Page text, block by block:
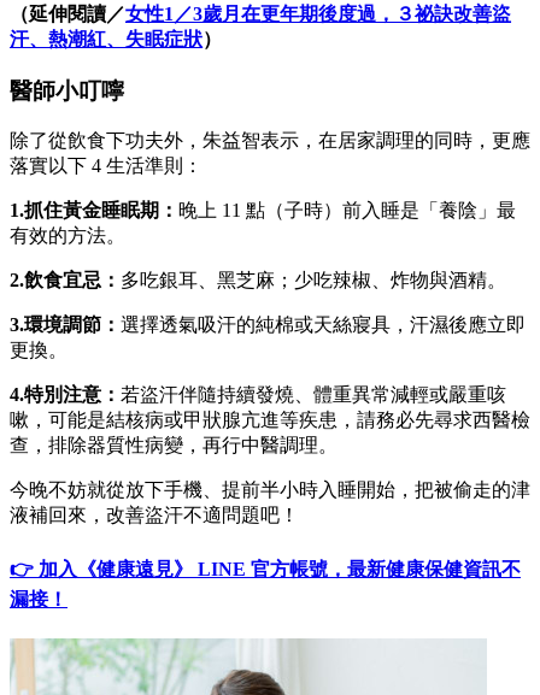
（延伸閱讀／女性1／3歲月在更年期後度過，３祕訣改善盜
汗、熱潮紅、失眠症狀）
醫師小叮嚀
除了從飲食下功夫外，朱益智表示，在居家調理的同時，更應
落實以下 4 生活準則：
1.抓住黃金睡眠期： 晚上 11 點（子時）前入睡是「養陰」最
有效的方法。
2.飲食宜忌： 多吃銀耳、黑芝麻；少吃辣椒、炸物與酒精。
3.環境調節： 選擇透氣吸汗的純棉或天絲寢具，汗濕後應立即
更換。
4.特別注意： 若盜汗伴隨持續發燒、體重異常減輕或嚴重咳
嗽，可能是結核病或甲狀腺亢進等疾患，請務必先尋求西醫檢
查，排除器質性病變，再行中醫調理。
今晚不妨就從放下手機、提前半小時入睡開始，把被偷走的津
液補回來，改善盜汗不適問題吧！
👉 加入《健康遠見》 LINE 官方帳號，最新健康保健資訊不
漏接！